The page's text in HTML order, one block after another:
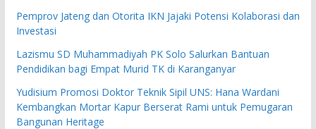
Pemprov Jateng dan Otorita IKN Jajaki Potensi Kolaborasi dan
Investasi
Lazismu SD Muhammadiyah PK Solo Salurkan Bantuan
Pendidikan bagi Empat Murid TK di Karanganyar
Yudisium Promosi Doktor Teknik Sipil UNS: Hana Wardani
Kembangkan Mortar Kapur Berserat Rami untuk Pemugaran
Bangunan Heritage